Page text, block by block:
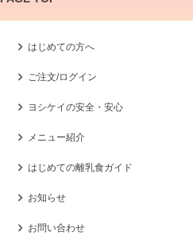
はじめての方へ
ご注文/ログイン
ヨシケイの安全・安心
メニュー紹介
はじめての離乳食ガイド
お知らせ
お問い合わせ